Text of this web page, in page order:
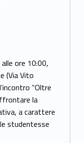
ore 10:00,
(Via Vito
“Oltre
la
a carattere
studentesse